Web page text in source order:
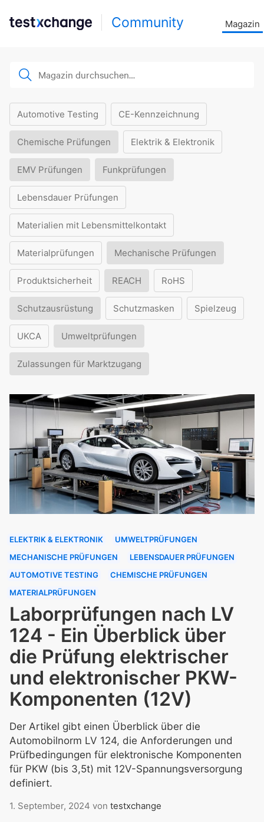
Community Magazin
Automotive Testing CE-Kennzeichnung
Chemische Prüfungen Elektrik & Elektronik
EMV Prüfungen Funkprüfungen
Lebensdauer Prüfungen
Materialien mit Lebensmittelkontakt
Materialprüfungen Mechanische Prüfungen
Produktsicherheit REACH RoHS
Schutzausrüstung Schutzmasken Spielzeug
UKCA Umweltprüfungen
Zulassungen für Marktzugang
ELEKTRIK & ELEKTRONIK
UMWELTPRÜFUNGEN
MECHANISCHE PRÜFUNGEN
LEBENSDAUER PRÜFUNGEN
AUTOMOTIVE TESTING
CHEMISCHE PRÜFUNGEN
MATERIALPRÜFUNGEN
Laborprüfungen nach LV
124 - Ein Überblick über
die Prüfung elektrischer
und elektronischer PKW-
Komponenten (12V)
Der Artikel gibt einen Überblick über die
Automobilnorm LV 124, die Anforderungen und
Prüfbedingungen für elektronische Komponenten
für PKW (bis 3,5t) mit 12V-Spannungsversorgung
definiert.
1. September, 2024 von testxchange